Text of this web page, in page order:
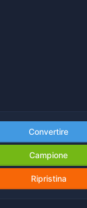
Convertire
Campione
Ripristina